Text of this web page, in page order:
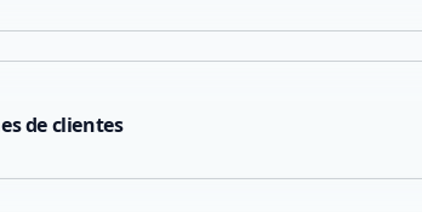
de clientes